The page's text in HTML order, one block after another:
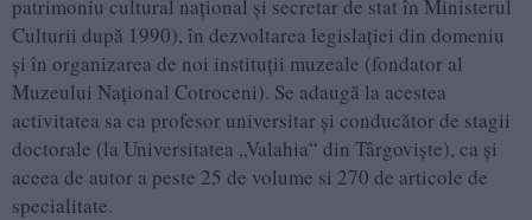
patrimoniu cultural naţional şi secretar de stat în Ministerul
Culturii după 1990), în dezvoltarea legislaţiei din domeniu
şi în organizarea de noi instituţii muzeale (fondator al
Muzeului Naţional Cotroceni). Se adaugă la acestea
activitatea sa ca profesor universitar şi conducător de stagii
doctorale (la Universitatea „Valahia“ din Târgovişte), ca şi
aceea de autor a peste 25 de volume si 270 de articole de
specialitate.